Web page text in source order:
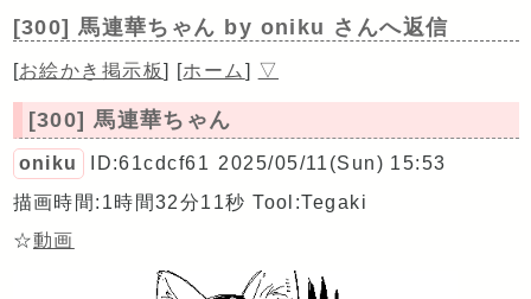
[300] 馬連華ちゃん by oniku さんへ返信
[お絵かき掲示板] [ホーム ] ▽
[300] 馬連華ちゃん
oniku ID:61cdcf61 2025/05/11(Sun) 15:53
描画時間:1時間32分11秒 Tool:Tegaki
☆動画